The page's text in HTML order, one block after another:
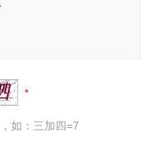
如：三加四=7